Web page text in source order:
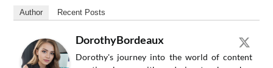
Author Recent Posts
DorothyBordeaux
Dorothy's journey into the world of content